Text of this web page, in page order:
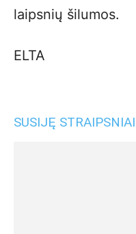
laipsnių šilumos.
ELTA
SUSIJĘ STRAIPSNIAI